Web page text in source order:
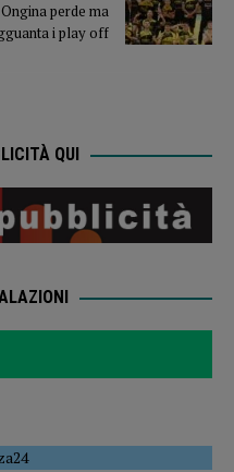
perde ma
i play off
QUI